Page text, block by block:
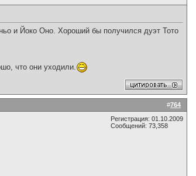
и Йоко Оно. Хороший бы получился дуэт Тото
что они уходили.
#764
Регистрация: 01.10.2009
Сообщений: 73,358